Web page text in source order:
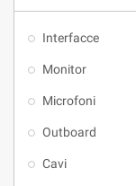
Interfacce
Monitor
Microfoni
Outboard
Cavi